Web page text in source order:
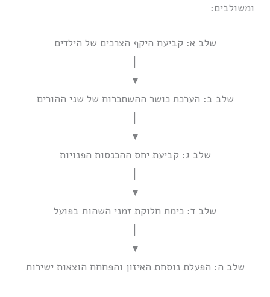
ומשולבים:
שלב א: קביעת היקף הצרכים של הילדים
▼
שלב ב: הערכת כושר ההשתכרות של שני ההורים
▼
שלב ג: קביעת יחס ההכנסות הפנויות
▼
שלב ד: כימת חלוקת זמני השהות בפועל
▼
שלב ה: הפעלת נוסחת האיזון והפחתת הוצאות ישירות